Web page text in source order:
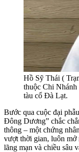
Hồ Sỹ Thái (
thuộc Chi
tàu cổ Đà Lạt.
Bước qua cuộc đại
Đông Dương” chắc
thông – một chứng
vượt thời gian, luôn mở
lãng mạn và chiều sâu